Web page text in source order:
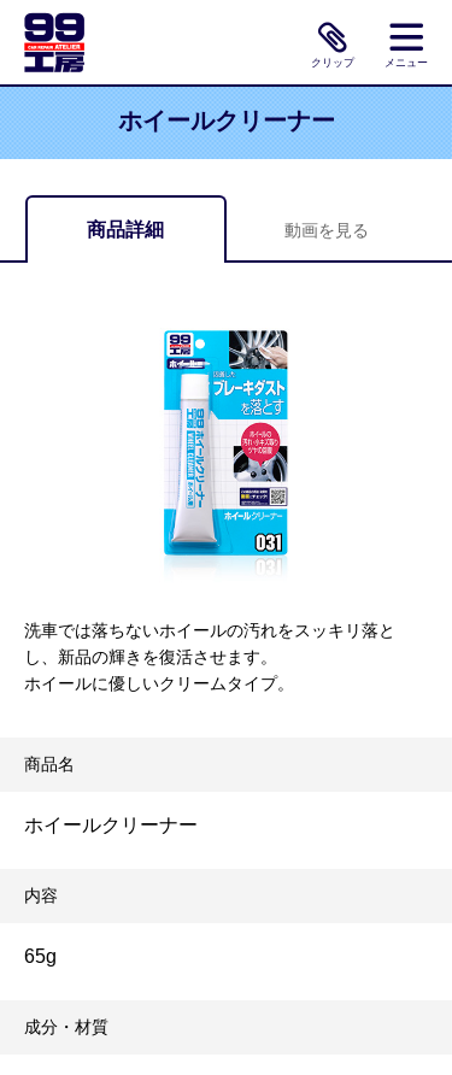
クリップ メニュー
ホイールクリーナー
商品詳細 動画を見る
洗車では落ちないホイールの汚れをスッキリ落と
し、新品の輝きを復活させます。
ホイールに優しいクリームタイプ。
商品名
ホイールクリーナー
内容
65g
成分・材質